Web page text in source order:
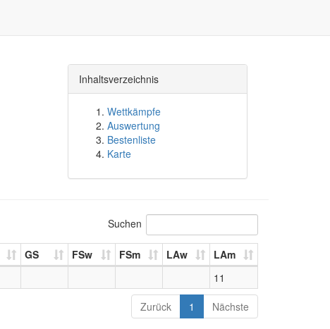
Inhaltsverzeichnis
Wettkämpfe
Auswertung
Bestenliste
Karte
Suchen
GS FSw FSm LAw
LAm
11
Zurück 1 Nächste